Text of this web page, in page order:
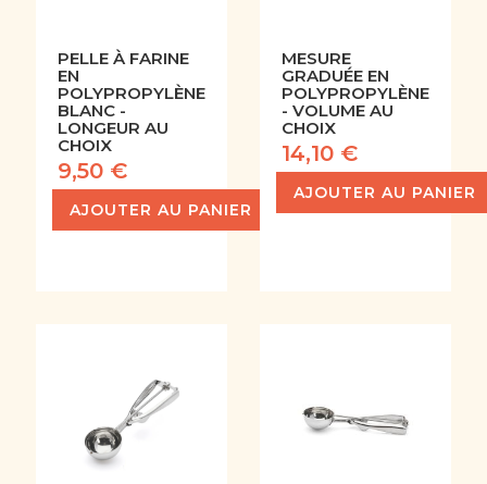
PELLE À FARINE
EN
POLYPROPYLÈNE
BLANC -
LONGEUR AU
CHOIX
9,50 €
AJOUTER AU PANIER
MESURE
GRADUÉE EN
POLYPROPYLÈNE
- VOLUME AU
CHOIX
14,10 €
AJOUTER AU PANIER